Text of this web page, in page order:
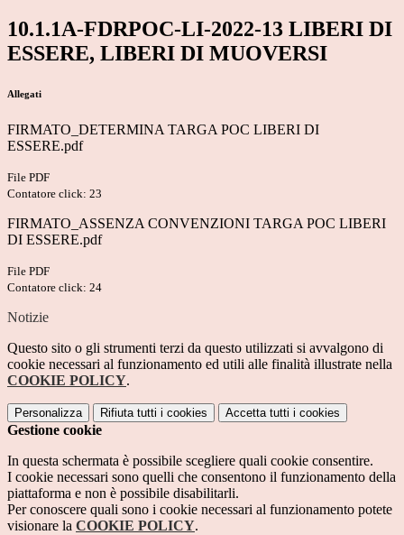
10.1.1A-FDRPOC-LI-2022-13 LIBERI DI
ESSERE, LIBERI DI MUOVERSI
Allegati
FIRMATO_DETERMINA TARGA POC LIBERI DI
ESSERE.pdf
File PDF
Contatore click: 23
FIRMATO_ASSENZA CONVENZIONI TARGA POC LIBERI
DI ESSERE.pdf
File PDF
Contatore click: 24
Notizie
Questo sito o gli strumenti terzi da questo utilizzati si avvalgono di
cookie necessari al funzionamento ed utili alle finalità illustrate nella
COOKIE POLICY.
Personalizza Rifiuta tutti i cookies Accetta tutti i cookies
Gestione cookie
In questa schermata è possibile scegliere quali cookie consentire.
I cookie necessari sono quelli che consentono il funzionamento della
piattaforma e non è possibile disabilitarli.
Per conoscere quali sono i cookie necessari al funzionamento potete
visionare la COOKIE POLICY.